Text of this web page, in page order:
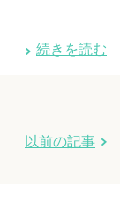
続きを読む
以前の記事